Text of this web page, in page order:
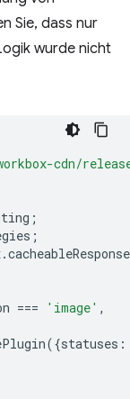
Sie, dass nur
wurde nicht
cdn/
;
;
.cacheableResponse
=== 'image' ,
({statuses :